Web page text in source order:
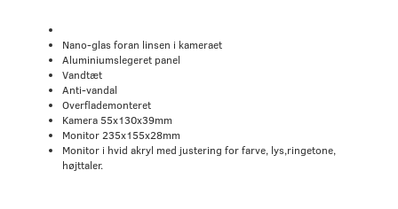
Nano-glas foran linsen i kameraet
Aluminiumslegeret panel
Vandtæt
Anti-vandal
Overflademonteret
Kamera 55x130x39mm
Monitor 235x155x28mm
Monitor i hvid akryl med justering for farve, lys,ringetone,
højttaler.